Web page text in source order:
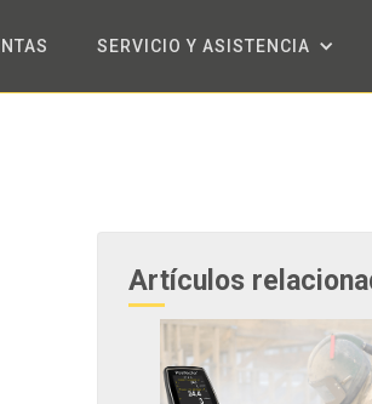
SERVICIO Y ASISTENCIA
Artículos